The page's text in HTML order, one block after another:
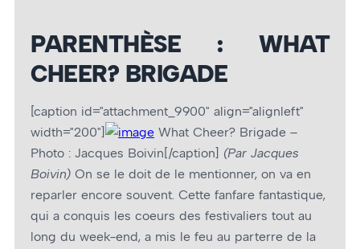
PARENTHÈSE : WHAT
CHEER? BRIGADE
[caption id="attachment_9900" align="alignleft"
width="200"]
What Cheer? Brigade –
Photo : Jacques Boivin[/caption] (Par Jacques
Boivin) On se le doit de le mentionner, on va en
reparler encore souvent. Cette fanfare fantastique,
qui a conquis les coeurs des festivaliers tout au
long du week-end, a mis le feu au parterre de la